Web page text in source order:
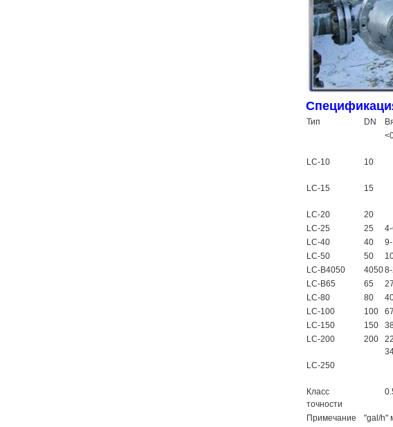
Тип DN
LC-10
10
LC-15 15
LC-20 20
LC-25
25
LC-40
40
LC-50
50
LC-B4050
4050
LC-B65
65
LC-80
80
LC-100
100
LC-150
150
LC-200
200
LC-250
Класс
точности
Примечание "gal/h"